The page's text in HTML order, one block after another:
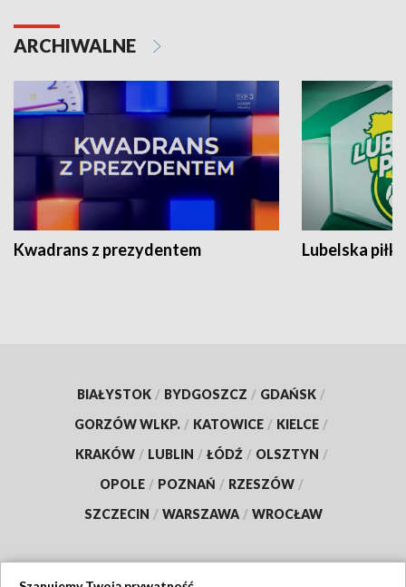
ARCHIWALNE
Kwadrans z prezydentem Lubelska piłka
BIAŁYSTOK / BYDGOSZCZ / GDAŃSK /
GORZÓW WLKP. / KATOWICE / KIELCE /
KRAKÓW / LUBLIN / ŁÓDŹ / OLSZTYN /
OPOLE / POZNAŃ / RZESZÓW /
SZCZECIN / WARSZAWA / WROCŁAW